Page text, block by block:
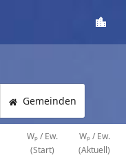
Gemeinden
Wₚ / Ew.
(Start)
Wₚ / Ew.
(Aktuell)